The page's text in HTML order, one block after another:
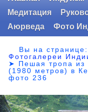
Медитация
Аюрведа
Фото
Вы на странице:
Фотогалереи
➤ Пешая тропа из
(1980 метров) в
фото 236